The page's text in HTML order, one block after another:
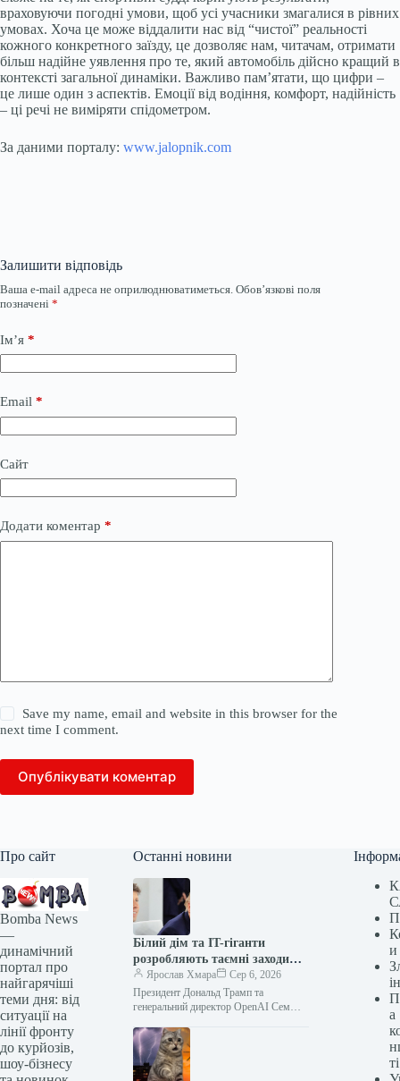
враховуючи погодні умови, щоб усі учасники змагалися в рівних
умовах. Хоча це може віддалити нас від “чистої” реальності
кожного конкретного заїзду, це дозволяє нам, читачам, отримати
більш надійне уявлення про те, який автомобіль дійсно кращий в
контексті загальної динаміки. Важливо пам’ятати, що цифри –
це лише один з аспектів. Емоції від водіння, комфорт, надійність
– ці речі не виміряти спідометром.
За даними порталу: www.jalopnik.com
Залишити відповідь
Ваша e-mail адреса не оприлюднюватиметься. Обов’язкові поля
позначені *
Ім’я *
Email *
Сайт
Додати коментар *
Save my name, email and website in this browser for the
next time I comment.
Опублікувати коментар
Про сайт
Bomba News
—
динамічний
портал про
найгарячіші
теми дня: від
ситуації на
лінії фронту
до курйозів,
шоу-бізнесу
Останні новини
Білий дім та IT-гіганти
розробляють таємні заходи
безпеки для ШІ
Ярослав Хмара
Сер 6, 2026
Президент Дональд Трамп та
генеральний директор OpenAI Сем
2026 року. Ludovic MARIN / AFP…
и
а
ті